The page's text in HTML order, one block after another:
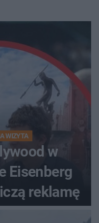
WIZYTA
w
Eisenberg
reklamę